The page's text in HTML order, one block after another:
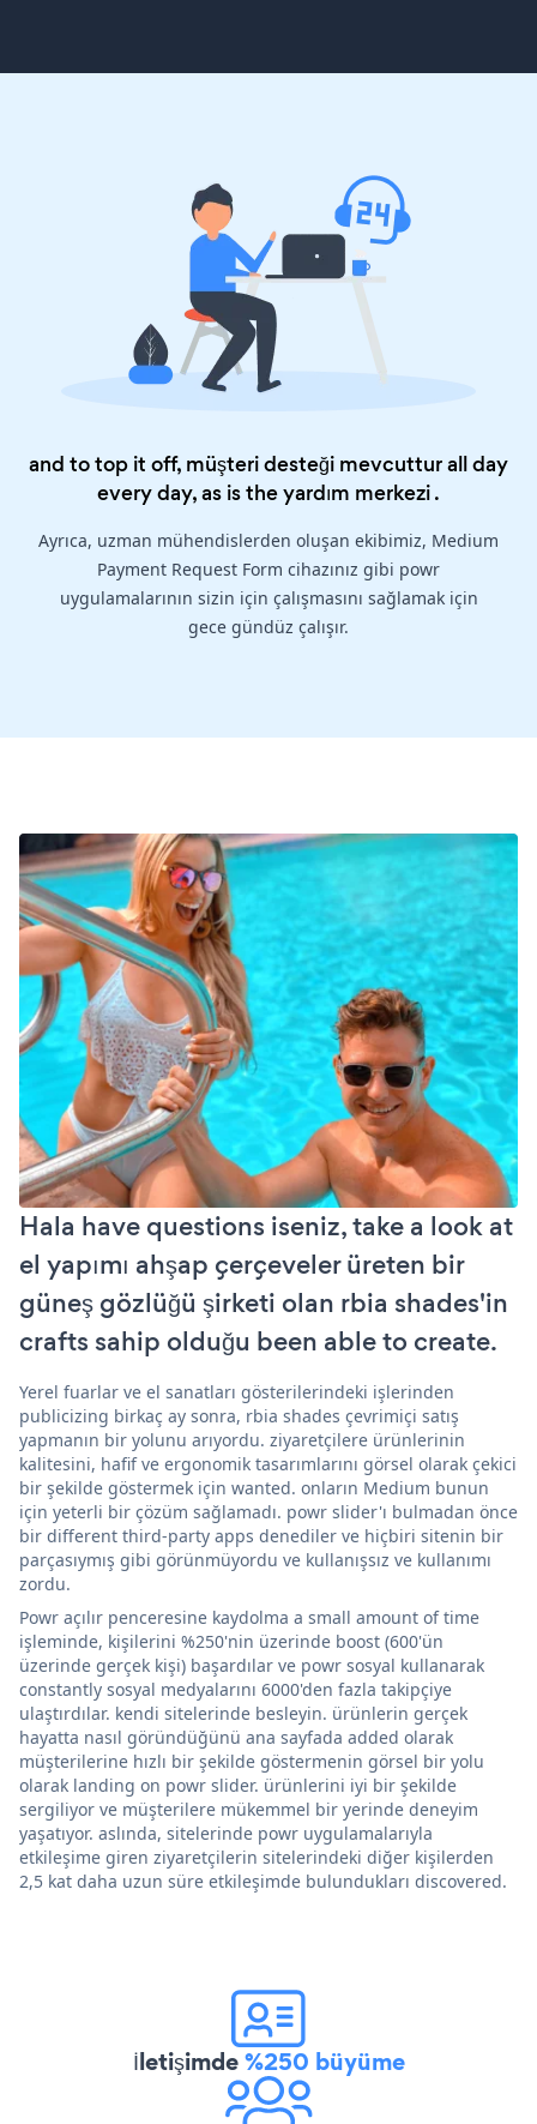
and to top it off, müşteri desteği mevcuttur all day
every day, as is theyardım merkezi.
Ayrıca, uzman mühendislerden oluşan ekibimiz, Medium
Payment Request Form cihazınız gibi powr
uygulamalarının sizin için çalışmasını sağlamak için
gece gündüz çalışır.
Hala have questions iseniz, take a look at
el yapımı ahşap çerçeveler üreten bir
güneş gözlüğü şirketi olan rbia shades'in
crafts sahip olduğu been able to create.
Yerel fuarlar ve el sanatları gösterilerindeki işlerinden
publicizing birkaç ay sonra, rbia shades çevrimiçi satış
yapmanın bir yolunu arıyordu. ziyaretçilere ürünlerinin
kalitesini, hafif ve ergonomik tasarımlarını görsel olarak çekici
bir şekilde göstermek için wanted. onların Medium bunun
için yeterli bir çözüm sağlamadı. powr slider'ı bulmadan önce
bir different third-party apps denediler ve hiçbiri sitenin bir
parçasıymış gibi görünmüyordu ve kullanışsız ve kullanımı
zordu.
Powr açılır penceresine kaydolma a small amount of time
işleminde, kişilerini %250'nin üzerinde boost (600'ün
üzerinde gerçek kişi) başardılar ve powr sosyal kullanarak
constantly sosyal medyalarını 6000'den fazla takipçiye
ulaştırdılar. kendi sitelerinde besleyin. ürünlerin gerçek
hayatta nasıl göründüğünü ana sayfada added olarak
müşterilerine hızlı bir şekilde göstermenin görsel bir yolu
olarak landing on powr slider. ürünlerini iyi bir şekilde
sergiliyor ve müşterilere mükemmel bir yerinde deneyim
yaşatıyor. aslında, sitelerinde powr uygulamalarıyla
etkileşime giren ziyaretçilerin sitelerindeki diğer kişilerden
2,5 kat daha uzun süre etkileşimde bulundukları discovered.
İletişimde%250 büyüme